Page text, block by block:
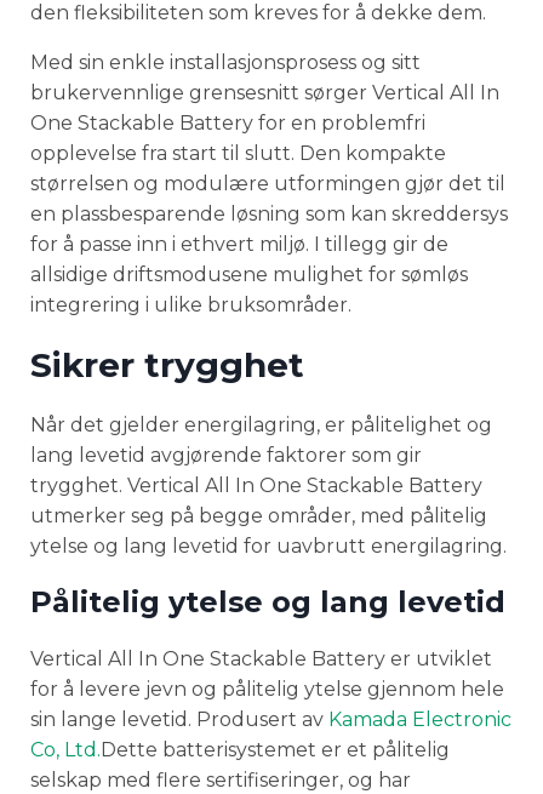
den fleksibiliteten som kreves for å dekke dem.
Med sin enkle installasjonsprosess og sitt
brukervennlige grensesnitt sørger Vertical All In
One Stackable Battery for en problemfri
opplevelse fra start til slutt. Den kompakte
størrelsen og modulære utformingen gjør det til
en plassbesparende løsning som kan skreddersys
for å passe inn i ethvert miljø. I tillegg gir de
allsidige driftsmodusene mulighet for sømløs
integrering i ulike bruksområder.
Sikrer trygghet
Når det gjelder energilagring, er pålitelighet og
lang levetid avgjørende faktorer som gir
trygghet. Vertical All In One Stackable Battery
utmerker seg på begge områder, med pålitelig
ytelse og lang levetid for uavbrutt energilagring.
Pålitelig ytelse og lang levetid
Vertical All In One Stackable Battery er utviklet
for å levere jevn og pålitelig ytelse gjennom hele
sin lange levetid. Produsert av Kamada Electronic
Co, Ltd. Dette batterisystemet er et pålitelig
selskap med flere sertifiseringer, og har